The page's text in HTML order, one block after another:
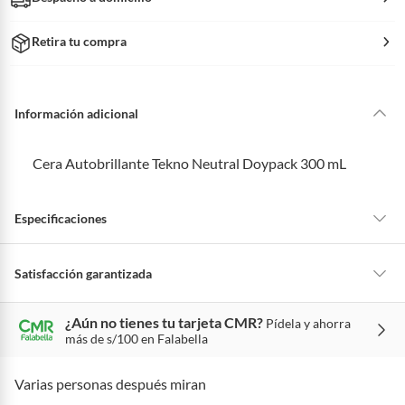
Retira tu compra
Información adicional
Cera Autobrillante Tekno Neutral Doypack 300 mL
Especificaciones
Tipo.
Formato Envase 300 mL
Satisfacción garantizada
La mayoría de los productos tienen30 días desde que los recibes para
hacer una devolución.
Conoce cuáles son:
¿Aún no tienes tu tarjeta CMR? Pídela y ahorra
más de s/100 en Falabella
Varias personas después miran